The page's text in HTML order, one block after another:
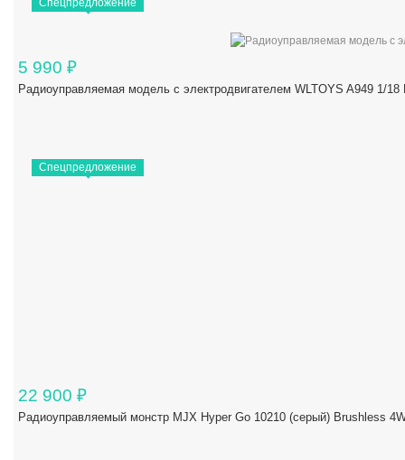
Спецпредложение
5 990 ₽
Радиоуправляемая модель с электродвигателем WLTOYS A949 1/
Спецпредложение
22 900 ₽
Радиоуправляемый монстр MJX Hyper Go 10210 (серый) Brushless